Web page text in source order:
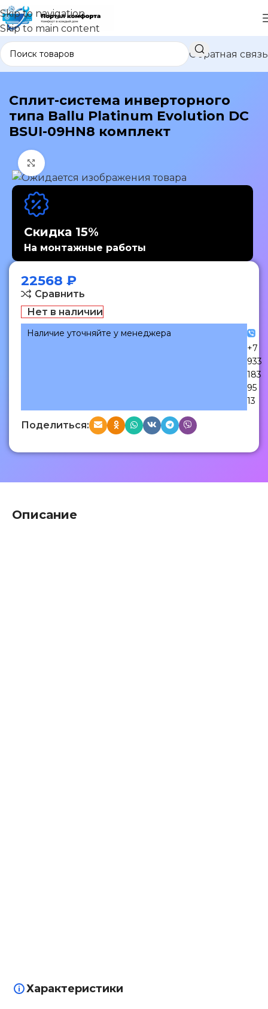
Skip to navigation
Skip to main content
Обратная связь
В каталог
Сплит-система инверторного
типа Ballu Platinum Evolution DC
BSUI-09HN8 комплект
Нажмите, чтобы увеличить изображение
Скидка 15%
На монтажные работы
22568 ₽
Сравнить
Нет в наличии
Наличие уточняйте у менеджера
+7
933
183
95
13
Поделиться:
Описание
Характеристики